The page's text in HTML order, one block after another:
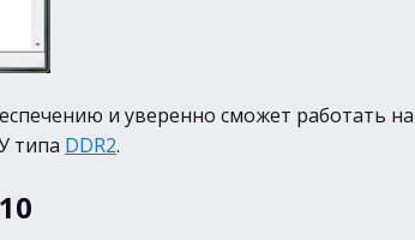
и уверенно сможет работать
типа DDR2.